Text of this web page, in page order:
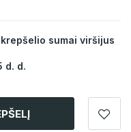
sumai viršijus
d. d.